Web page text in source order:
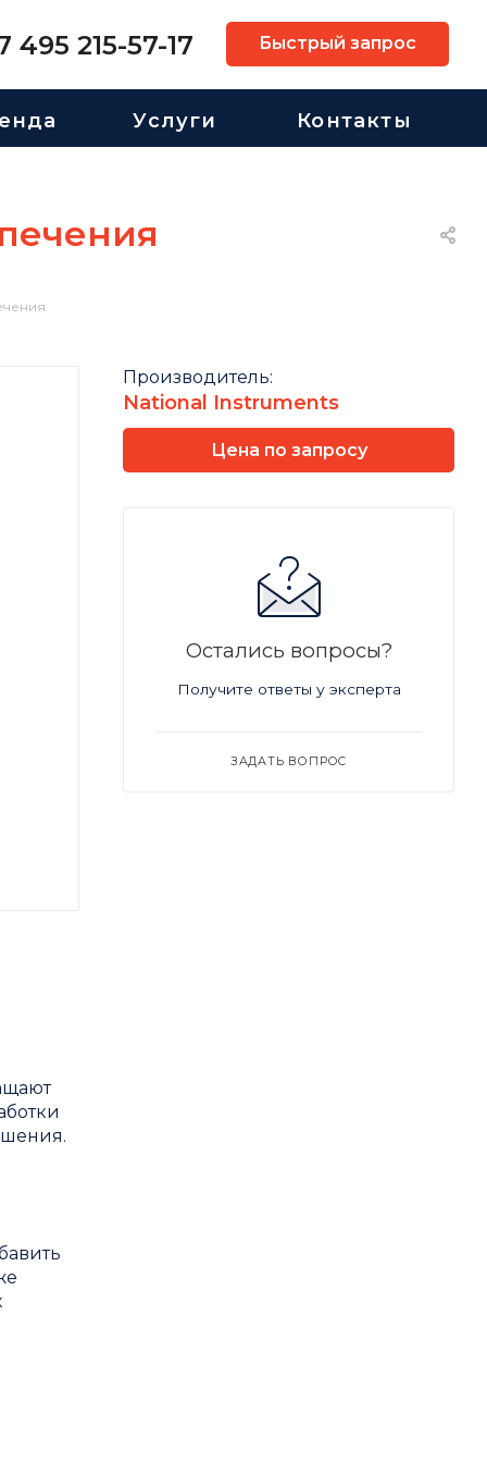
495 215-57-17 Быстрый запрос
Услуги Контакты
Производитель:
National Instruments
Цена по запросу
Остались вопросы?
Получите ответы у эксперта
ЗАДАТЬ ВОПРОС